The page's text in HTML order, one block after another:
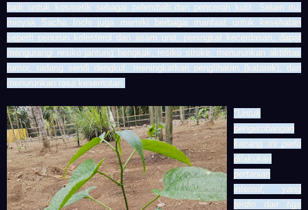
baik untuk kosmetik sebagai pelembab dan pencerah kulit. Selain itu,
minyak Sacha Inchi juga memiki berbagai manfaat untuk kesehatan
seperti penurun kolesterol dan asam urat, peningkat kecerdasan, dapat
mengurangi resiko jantung bengkak, resiko stroke, menurunkan aktifitas
tumor, radang sendi dengkul, meningkatkan penglihatan (katarak), dan
menurunkan rasa kesemutan.
"Untuk
pengembangan
kacang ini perlu
dilakukan
pertanian
intensif, yang
terdiri dari tiga